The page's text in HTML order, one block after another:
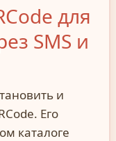
для
SMS и
и
Его
каталоге